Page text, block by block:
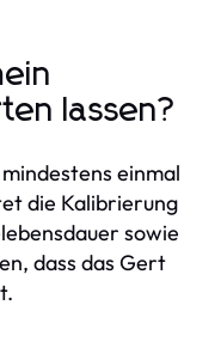
lassen?
einmal
die Kalibrierung
sowie
dass das Gert